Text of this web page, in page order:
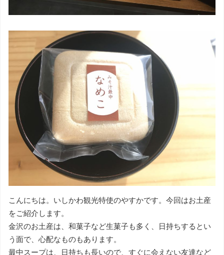
こんにちは。いしかわ観光特使のやすかです。今回はお土産
をご紹介します。
金沢のお土産は、和菓子など生菓子も多く、日持ちするとい
う面で、心配なものもあります。
最中スープは、日持ちも長いので、すぐに会えない友達など